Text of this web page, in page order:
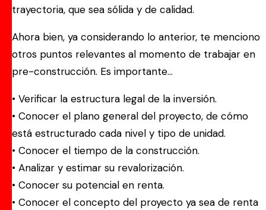
trayectoria, que sea sólida y de calidad.
Ahora bien, ya considerando lo anterior, te menciono
otros puntos relevantes al momento de trabajar en
pre-construcción. Es importante…
• Verificar la estructura legal de la inversión.
• Conocer el plano general del proyecto, de cómo
está estructurado cada nivel y tipo de unidad.
• Conocer el tiempo de la construcción.
• Analizar y estimar su revalorización.
• Conocer su potencial en renta.
• Conocer el concepto del proyecto ya sea de renta